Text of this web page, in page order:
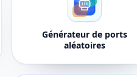
Générateur de ports
aléatoires